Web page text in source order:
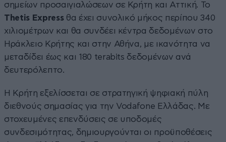
σημείων προσαιγιαλώσεων σε Κρήτη και Αττική.​ Το
Thetis Expressθα έχει συνολικό μήκος περίπου 340
χιλιομέτρων και θα συνδέει κέντρα δεδομένων στο
Ηράκλειο Κρήτης και στην Αθήνα, με ικανότητα να
μεταδίδει έως και 180 terabits δεδομένων ανά
δευτερόλεπτο.
Η Κρήτη εξελίσσεται σε στρατηγική ψηφιακή πύλη
διεθνούς σημασίας για την Vodafone Ελλάδας. Με
στοχευμένες επενδύσεις σε υποδομές
συνδεσιμότητας, δημιουργούνται οι προϋποθέσεις